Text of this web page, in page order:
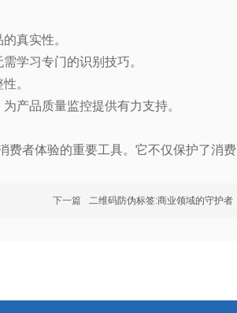
真实性。
学习专门的识别技巧。
。
产品质量监控提供有力支持。
费者体验的重要工具。它不仅保护了消费
下一篇 二维码防伪标签:商业领域的守护者